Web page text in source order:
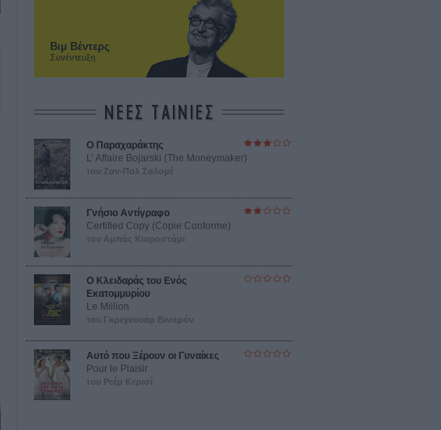
Βιμ Βέντερς
Συνέντευξη
ΝΕΕΣ ΤΑΙΝΙΕΣ
Ο Παραχαράκτης
L’ Affaire Bojarski (The Moneymaker)
του Ζαν-Πολ Σαλομέ
Γνήσιο Αντίγραφο
Certified Copy (Copie Conforme)
του Αμπάς Κιαροστάμι
Ο Κλειδαράς του Ενός
Εκατομμυρίου
Le Million
του Γκρεγκουάρ Βινιερόν
Αυτό που Ξέρουν οι Γυναίκες
Pour le Plaisir
του Ρεέμ Κερισί